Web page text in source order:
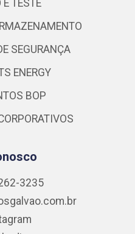
TESTE
SEGURANÇA
ENERGY
BOP
3235